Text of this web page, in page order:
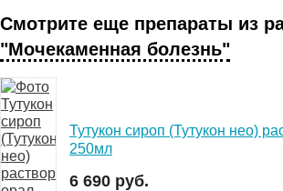
Смотрите еще препараты из
"Мочекаменная болезнь"
Тутукон сироп (Тутукон нео)
250мл
6 690 руб.